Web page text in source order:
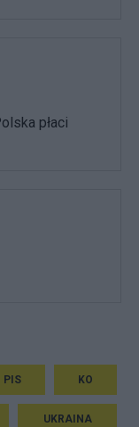
płaci
PIS KO
UKRAINA